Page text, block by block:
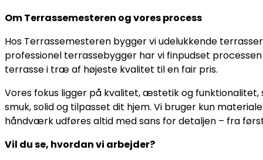
Om Terrassemesteren og vores process
Hos Terrassemesteren bygger vi udelukkende
professionel terrassebygger har vi finpudset
terrasse i træ af højeste kvalitet til en fair pris.
Vores fokus ligger på kvalitet, æstetik og funktionalitet,
smuk, solid og tilpasset dit hjem. Vi bruger kun
håndværk udføres altid med sans for detaljen – fra
Vil du se, hvordan vi arbejder?